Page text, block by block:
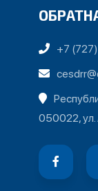
+7
050022,